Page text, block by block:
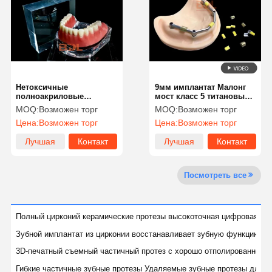
Контроль
Качества
Контактные
Данные
Новости Все Случаи
Побеседуйте
Теперь
Адвокатура зубного имплантата
9мм имплантат Малонг
мост класс 5 титановый
сплав точность
инженерный зубной
имплантат
MOQ:Возможен торг
Цена:Возможен торг
Лучшая
Контакт
Нетоксичные
полноакриловые
протезы из прочной
акриловой смолы
MOQ:Возможен торг
Цена:Возможен торг
Лучшая
Контакт
Посмотреть все
Полный цирконий керамические протезы высокоточная цифровая
Зубной имплантат из цирконии восстанавливает зубную функцию и
3D-печатный съемный частичный протез с хорошо отполированной
Гибкие частичные зубные протезы Удаляемые зубные протезы для